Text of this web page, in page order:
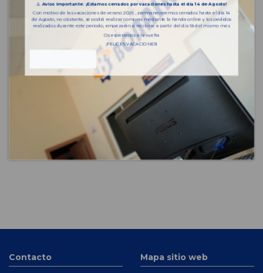
Año fabricación
2005
WBAPD11060WF97806
Versión
Confort
150CV 110KW
X3 (E83)
Contacto Mapa sitio web
⚠️ Aviso importante: ¡Estamos cerrados por vacaciones hasta el día 14 de Agosto!
Con motivo de las vacaciones de verano 2026 , permaneceremos cerrados hasta el día 14
de Agosto, no obstante, se podrá realizar compras mediante la tienda online y los pedidos
realizados durante este periodo, empezarán a recibirse a partir del día 18 del mismo mes.
Os esperamos a la vuelta
¡FELICES VACACIONES!